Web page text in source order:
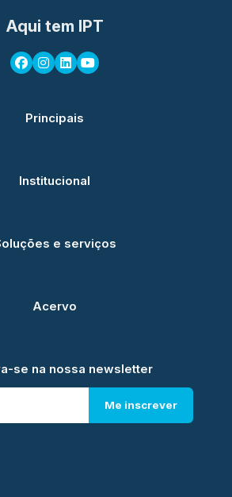
Aqui tem IPT
Principais
Institucional
e serviços
Acervo
se na nossa newsletter
Me inscrever